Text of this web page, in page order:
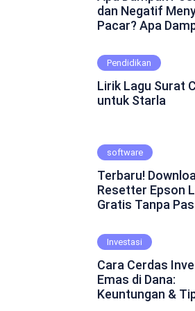
dan Negatif
Pacar? Apa
Menyusui Pacar?
Mungkin ini adalah
pertanyaan yang
muncul dalam
fenomena yang
kontroversial
hubungan
Beberapa orang
percaya bahwa
menyusui pacar
emosional dan
menghadirkan
keintiman yang
dalam. Namun,
yang skeptis dan
Pendidikan
Lirik Lagu Surat
untuk Starla
software
Terbaru!
Resetter Epson
Gratis Tanpa
Investasi
Cara Cerdas
Emas di Dana:
Keuntungan &